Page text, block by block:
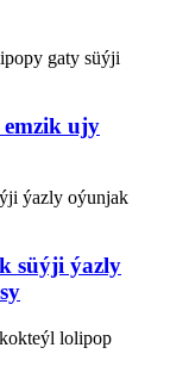
ujy
süýji ýazly